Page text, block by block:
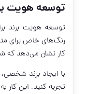
توسعه هویت
توسعه هویت برند
رنگ‌های خاص برای
کار نشان می‌دهد که
با ایجاد برند
تجربه کنید. این کار